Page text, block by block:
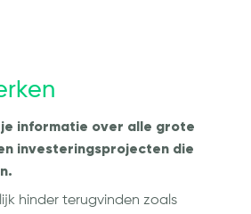
informatie over alle grote
investeringsprojecten die
hinder terugvinden zoals